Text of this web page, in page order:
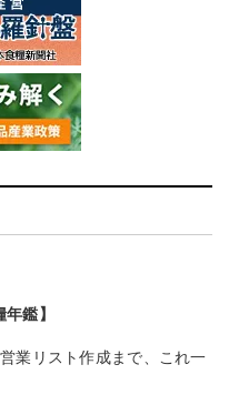
鑑】
業リスト作成まで、これ一